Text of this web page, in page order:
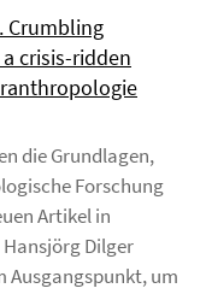
Crumbling
crisis-ridden
die Grundlagen,
Forschung
Artikel in
Dilger
Ausgangspunkt, um